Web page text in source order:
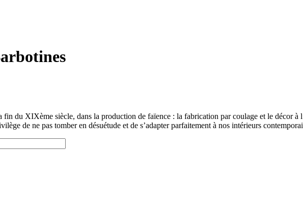
fin du XIXème siècle, dans la production de faïence : la fabrication par coulage et le décor à
de ne pas tomber en désuétude et de s’adapter parfaitement à nos intérieurs